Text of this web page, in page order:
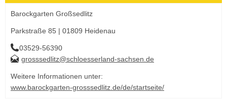
Barockgarten Großsedlitz
Parkstraße 85 | 01809 Heidenau
03529-56390
grosssedlitz@schloesserland-sachsen.de
Weitere Informationen unter:
www.barockgarten-grosssedlitz.de/de/startseite/